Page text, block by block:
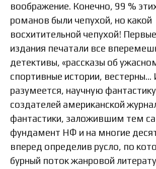
воображение. Конечно, 99 %
романов были чепухой, но какой
восхитительной чепухой!
издания печатали все
детективы, «рассказы об
спортивные истории, вестерны…
разумеется, научную
создателей американской
фантастики, заложившим тем
фундамент НФ и на многие
вперед определив русло, по
бурный поток жанровой